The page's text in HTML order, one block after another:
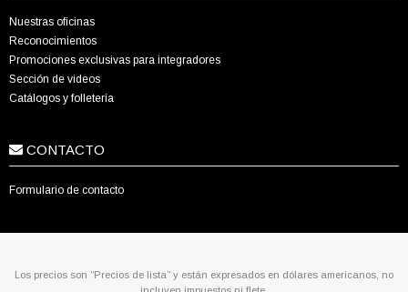
Nuestras oficinas
Reconocimientos
Promociones exclusivas para integradores
Sección de videos
Catálogos y folletería
CONTACTO
Formulario de contacto
Los precios son “Precios de lista” y están expresados en dólares americanos, no